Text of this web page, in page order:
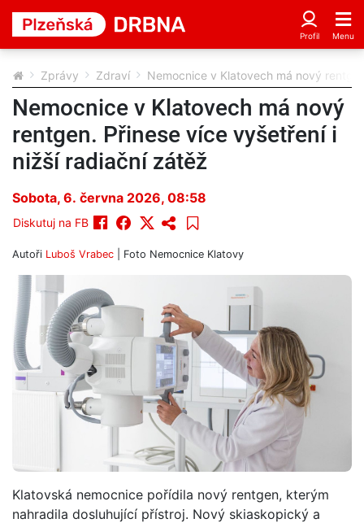
Zprávy Zdraví Nemocnice v Klatovech má nový
Nemocnice v Klatovech má nový
rentgen. Přinese více vyšetření i
nižší radiační zátěž
Sobota, 6. června 2026, 08:58
Diskutuj na FB
Autoři Luboš Vrabec | Foto Nemocnice Klatovy
Klatovská nemocnice pořídila nový rentgen, kterým
nahradila dosluhující přístroj. Nový skiaskopický a